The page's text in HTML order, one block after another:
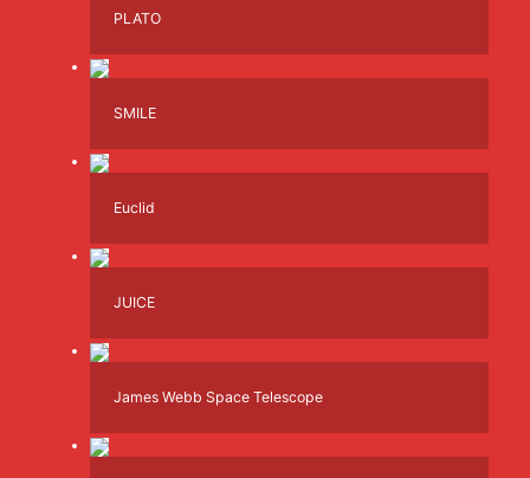
PLATO
SMILE
Euclid
JUICE
James Webb Space Telescope